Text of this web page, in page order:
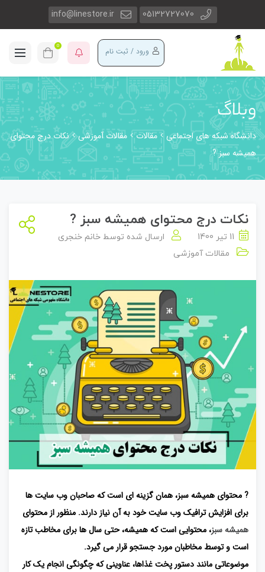
05132727070
info@linestore.ir
ورود / ثبت نام 0
وبلاگ
دانشگاه شبکه های اجتماعی مقالات مقالات آموزشی
نکات درج محتوای
همیشه سبز ?
نکات درج محتوای همیشه سبز ?
11 تیر 1400 ارسال شده توسط خانم خنجری
مقالات آموزشی
? محتوای همیشه سبز، همان گزینه ای است که صاحبان وب سایت ها
برای افزایش ترافیک وب سایت خود به آن نیاز دارند. منظور از محتوای
همیشه سبز، محتوایی است که همیشه، حتی سال ها برای مخاطب تازه
است و توسط مخاطبان مورد جستجو قرار می گیرد.
موضوعاتی مانند دستور پخت غذاها، عناوینی که چگونگی انجام یک کار